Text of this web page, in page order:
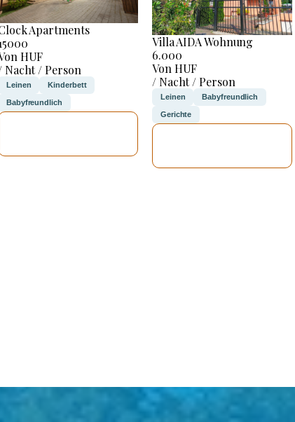
Apartments
HUF
Nacht / Person
Leinen Kinderbett
Babyfreundlich
Villa AIDA Wohnung
6.000
Von HUF
/ Nacht / Person
Leinen Babyfreundlich
Gerichte